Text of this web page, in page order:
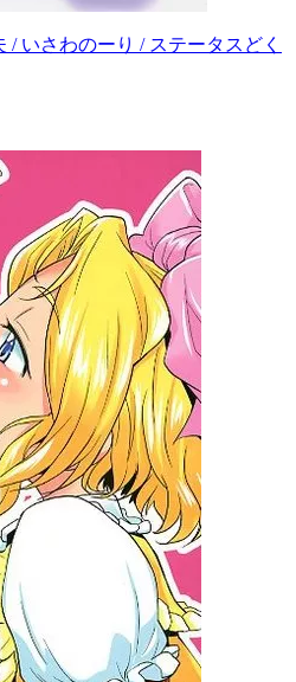
いさわのーり / ステータスどく